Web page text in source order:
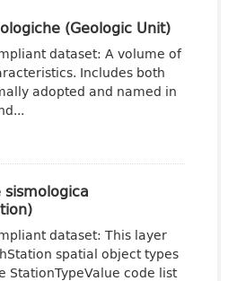
(Geologic Unit)
dataset: A volume of
Includes both
adopted and named in
sismologica
dataset: This layer
spatial object types
StationTypeValue code list